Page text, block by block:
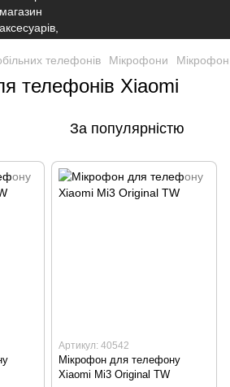
телефонів Мікрофони
телефонів Xiaomi
За популярністю
Артикул: 40542
Мікрофон для телефону
Xiaomi Mi3 Original TW